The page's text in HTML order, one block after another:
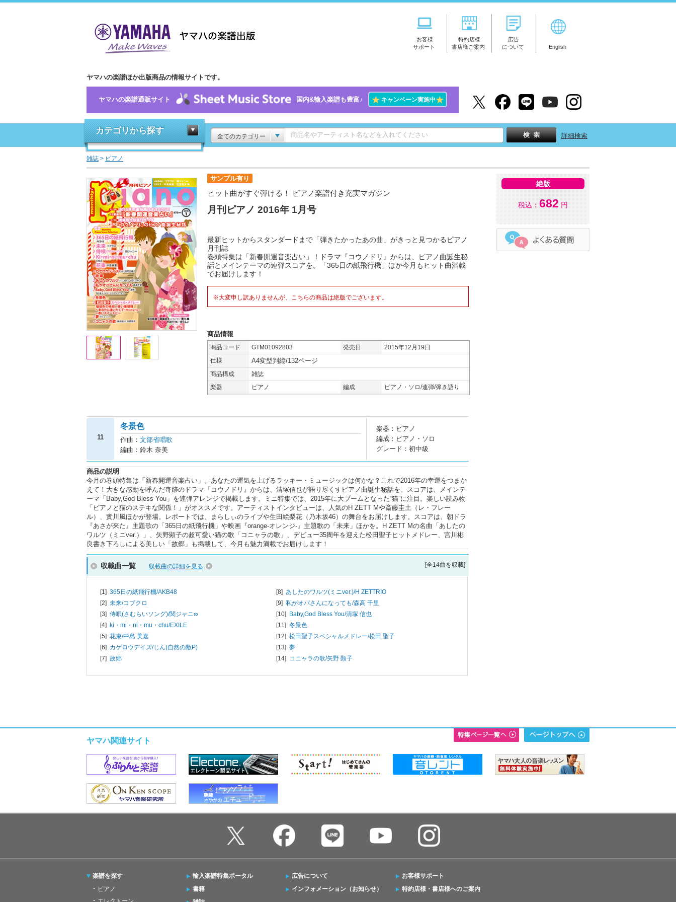
お客様
サポート
特約店様
書店様ご案内
広告
について
English
ヤマハの楽譜ほか出版商品の情報サイトです。
ヤマハの楽譜通販サイト 国内&輸入楽譜も豊富♪ ★キャンペーン実施中★
カテゴリから探す
全てのカテゴリー 詳細検索
雑誌 > ピアノ
サンプル有り
ヒット曲がすぐ弾ける！ ピアノ楽譜付き充実マガジン
月刊ピアノ 2016年 1月号
最新ヒットからスタンダードまで「弾きたかったあの曲」がきっと見つかるピアノ
月刊誌
巻頭特集は「新春開運音楽占い」！ドラマ『コウノドリ』からは、ピアノ曲誕生秘
話とメインテーマの連弾スコアを。「365日の紙飛行機」ほか今月もヒット曲満載
でお届けします！
※大変申し訳ありませんが、こちらの商品は絶版でございます。
商品情報
商品コード GTM01092803 発売日
2015年12月19日
仕様
A4変型判縦/132ページ
商品構成
雑誌
楽器
ピアノ 編成 ピアノ・ソロ/連弾/弾き語り
11
冬景色
作曲： 文部省唱歌
編曲：鈴木 奈美
楽器：ピアノ
編成：ピアノ・ソロ
グレード：初中級
商品の説明
今月の巻頭特集は「新春開運音楽占い」。あなたの運気を上げるラッキー・ミュージックは何かな？これで2016年の幸運をつまか
えて！大きな感動を呼んだ奇跡のドラマ『コウノドリ』からは、清塚信也が語り尽くすピアノ曲誕生秘話を。スコアは、メインテ
ーマ「Baby,God Bless You」を連弾アレンジで掲載します。ミニ特集では、2015年に大ブームとなった“猫”に注目。楽しい読み物
「ピアノと猫のステキな関係！」がオススメです。アーティストインタビューは、人気のH ZETT Mや斎藤圭土（レ・フレー
ル）、實川風ほかが登場。レポートでは、まらしぃのライブや生田絵梨花（乃木坂46）の舞台をお届けします。スコアは、朝ドラ
『あさが来た』主題歌の「365日の紙飛行機」や映画『orange-オレンジ‐』主題歌の「未来」ほかを。H ZETT Mの名曲「あしたの
ワルツ（ミニver.）」、矢野顕子の超可愛い猫の歌「コニャラの歌」、デビュー35周年を迎えた松田聖子ヒットメドレー、宮川彬
良書き下ろしによる美しい「故郷」も掲載して、今月も魅力満載でお届けします！
収載曲一覧 収載曲の詳細を見る [全14曲を収載]
[1] 365日の紙飛行機/AKB48
[2] 未来/コブクロ
[3] 侍唄(さむらいソング)/関ジャニ∞
[4] ki・mi・ni・mu・chu/EXILE
[5] 花束/中島 美嘉
[6] カゲロウデイズ/じん(自然の敵P)
[7] 故郷
[8] あしたのワルツ(ミニver.)/H ZETTRIO
[9] 私がオバさんになっても/森高 千里
[10] Baby,God Bless You/清塚 信也
[11] 冬景色
[12] 松田聖子スペシャルメドレー/松田 聖子
[13] 夢
[14] コニャラの歌/矢野 顕子
絶版
税込： 682 円
ヤマハ関連サイト
楽譜を探す
ピアノ
輸入楽譜特集ポータル
書籍
広告について
インフォメーション（お知らせ）
お客様サポート
特約店様・書店様へのご案内